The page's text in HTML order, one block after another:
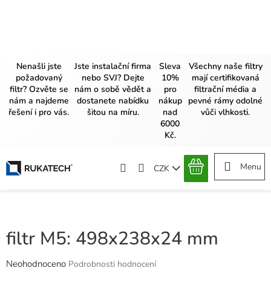
Nenašli jste
požadovaný
filtr? Ozvěte se
nám a najdeme
řešení i pro vás.
Jste instalační firma
nebo SVJ? Dejte
nám o sobě vědět a
dostanete nabídku
šitou na míru.
Sleva
10%
pro
nákup
nad
6000
Kč.
Všechny naše filtry
mají certifikovaná
filtrační média a
pevné rámy odolné
vůči vlhkosti.
CZK
NÁKUPNÍ
filtr M5: 498x238x24 mm
Průměrné
Neohodnoceno Podrobnosti hodnocení